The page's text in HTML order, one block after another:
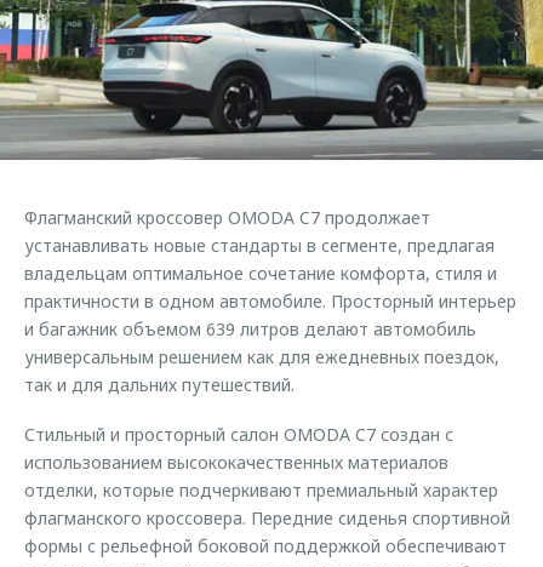
Страхование
Кредитный калькулятор
Аксессуары
Одежда и сувениры
Запчасти
Трейд-ин
Калькулятор трейд-ин
Клиентская поддержка
O&J Автоклуб
Клуб владельцев OMODA
Приложение O&J
Одежда и сувениры
Оригинальные аксессуары
Запчасти
Обратная связь
Флагманский кроссовер OMODA C7 продолжает
устанавливать новые стандарты в сегменте, предлагая
владельцам оптимальное сочетание комфорта, стиля и
практичности в одном автомобиле. Просторный интерьер
и багажник объемом 639 литров делают автомобиль
универсальным решением как для ежедневных поездок,
так и для дальних путешествий.
Стильный и просторный салон OMODA C7 создан с
использованием высококачественных материалов
отделки, которые подчеркивают премиальный характер
флагманского кроссовера. Передние сиденья спортивной
формы с рельефной боковой поддержкой обеспечивают